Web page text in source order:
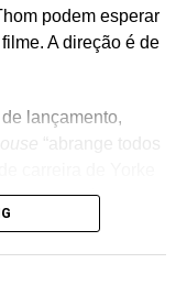
Não resenhamos
turnê
ainda que
melhores discos
é um baita
podem esperar
A direção é de
lançamento,
“abrange todos
versão acústica de
até faixas menos